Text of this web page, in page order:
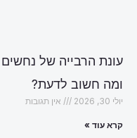
עונת הרבייה של
ומה חשוב לדעת?
יולי 30, 2026 אין תגובות
קרא עוד »